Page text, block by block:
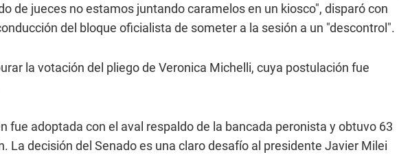
de jueces no estamos juntando caramelos en un kiosco", disparó con
del bloque oficialista de someter a la sesión a un "descontrol".
la votación del pliego de Veronica Michelli, cuya postulación fue
fue adoptada con el aval respaldo de la bancada peronista y obtuvo 63
La decisión del Senado es una claro desafío al presidente Javier Milei